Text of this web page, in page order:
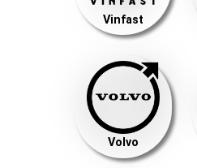
Vinfast
Volvo